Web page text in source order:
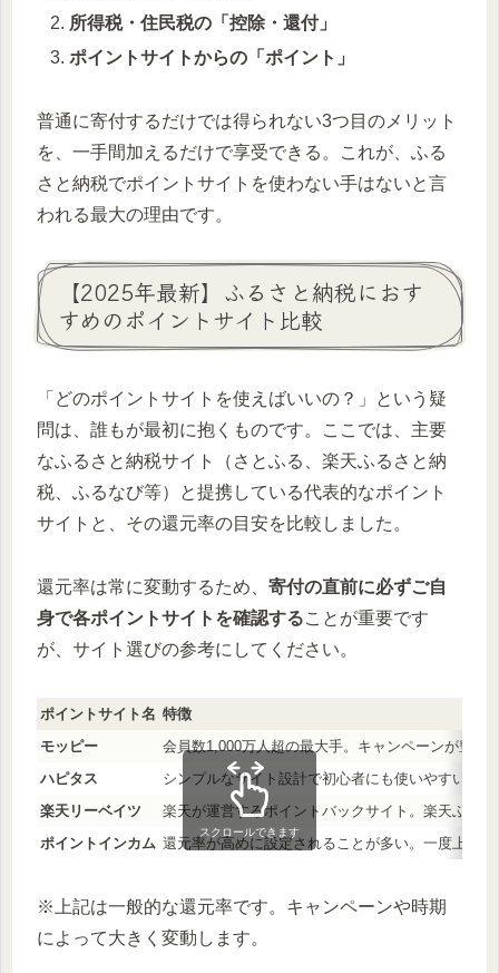
所得税・住民税の「控除・還付」
ポイントサイトからの「ポイント」
普通に寄付するだけでは得られない3つ目のメリット
を、一手間加えるだけで享受できる。これが、ふる
さと納税でポイントサイトを使わない手はないと言
われる最大の理由です。
【2025年最新】ふるさと納税におす
すめのポイントサイト比較
「どのポイントサイトを使えばいいの？」という疑
問は、誰もが最初に抱くものです。ここでは、主要
なふるさと納税サイト（さとふる、楽天ふるさと納
税、ふるなび等）と提携している代表的なポイント
サイトと、その還元率の目安を比較しました。
還元率は常に変動するため、 寄付の直前に必ずご自
身で各ポイントサイトを確認することが重要です
が、サイト選びの参考にしてください。
ポイントサイト名 特徴
モッピー
会員数1,000万人超の最大手。キャンペーンが豊富
ハピタス
シンプルなサイト設計で初心者にも使いやすい。
楽天リーベイツ
楽天が運営するポイントバックサイト。楽天ふる
ポイントインカム 還元率が高めに設定されることが多い。一度上が
スクロールできます
※上記は一般的な還元率です。キャンペーンや時期
によって大きく変動します。